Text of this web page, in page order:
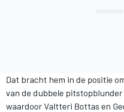
Dat bracht hem in de positie
van de dubbele pitstopblunder
waardoor Valtteri Bottas en